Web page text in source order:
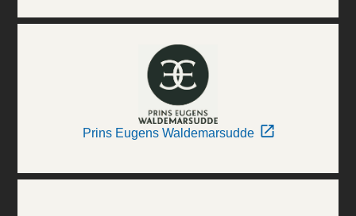
Prins Eugens Waldemarsudde